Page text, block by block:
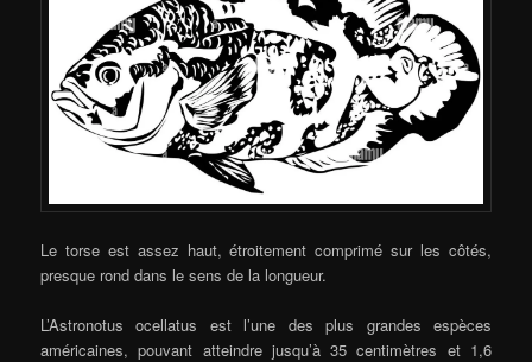
Le torse est assez haut, étroitement comprimé sur les côtés,
presque rond dans le sens de la longueur.
L’Astronotus ocellatus est l’une des plus grandes espèces
américaines, pouvant atteindre jusqu’à 35 centimètres et 1,6